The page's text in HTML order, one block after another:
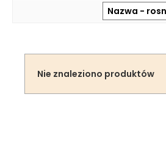
Nie znaleziono produktów